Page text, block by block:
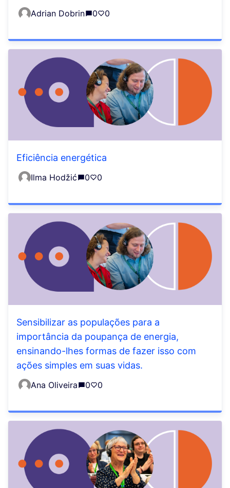
Adrian Dobrin 0 0
Eficiência energética
Ilma Hodžić 0 0
Sensibilizar as populações para a
importância da poupança de energia,
ensinando-lhes formas de fazer isso com
ações simples em suas vidas.
Ana Oliveira 0 0